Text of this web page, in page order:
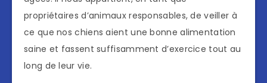
propriétaires d’animaux responsables, de veiller à
ce que nos chiens aient une bonne alimentation
saine et fassent suffisamment d’exercice tout au
long de leur vie.